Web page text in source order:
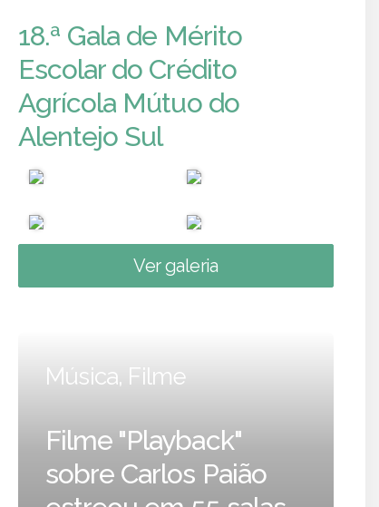
18.ª Gala de Mérito
Escolar do Crédito
Agrícola Mútuo do
Alentejo Sul
Ver galeria
Música, Filme
Filme "Playback"
sobre Carlos Paião